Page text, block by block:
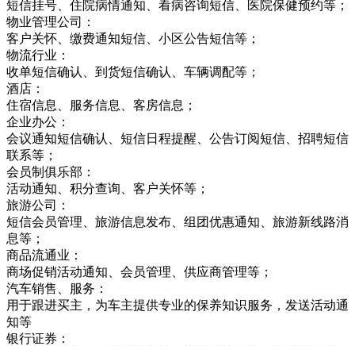
短信挂号、住院病情通知、看病咨询短信、医院保健预约等；
物业管理公司：
客户关怀、缴费通知短信、小区公告短信等；
物流行业：
收单短信确认、到货短信确认、车辆调配等；
酒店：
住宿信息、服务信息、客房信息；
企业办公：
会议通知短信确认、短信日程提醒、公告订阅短信、招聘短信
联系等；
会员制俱乐部：
活动通知、积分查询、客户关怀等；
旅游公司：
短信会员管理、旅游信息发布、组团优惠通知、旅游新线路消
息等；
商品流通业：
商场促销活动通知、会员管理、供应商管理等；
汽车销售、服务：
用于跟进买主，为车主提供专业的保养知识服务，发送活动通
知等
银行证券：